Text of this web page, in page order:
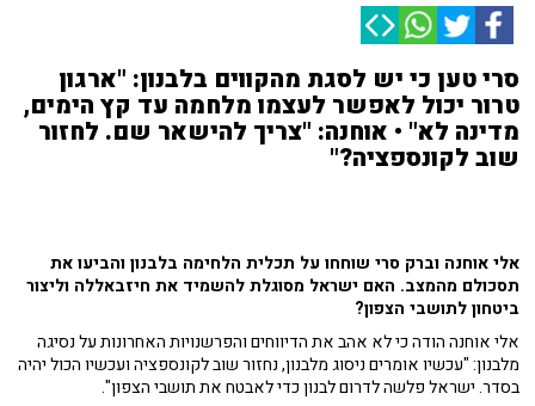
סרי טען כי יש לסגת מהקווים בלבנון: "ארגון
טרור יכול לאפשר לעצמו מלחמה עד קץ הימים,
מדינה לא" • אוחנה: "צריך להישאר שם. לחזור
שוב לקונספציה?"
אלי אוחנה וברק סרי שוחחו על תכלית הלחימה בלבנון והביעו את
תסכולם מהמצב. האם ישראל מסוגלת להשמיד את חיזבאללה וליצור
ביטחון לתושבי הצפון?
אלי אוחנה הודה כי לא אהב את הדיווחים והפרשנויות האחרונות על נסיגה
מלבנון: "עכשיו אומרים ניסוג מלבנון, נחזור שוב לקונספציה ועכשיו הכול יהיה
בסדר. ישראל פלשה לדרום לבנון כדי לאבטח את תושבי הצפון".